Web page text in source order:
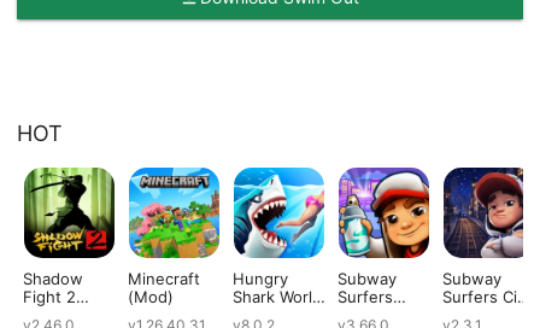
HOT
Shadow
Fight 2
v2.46.0
Minecraft
(Mod)
v1.26.40.31
Hungry
Shark World
v8.0.2
Subway
Surfers
v3.66.0
Subway
Surfers City
v2.3.1